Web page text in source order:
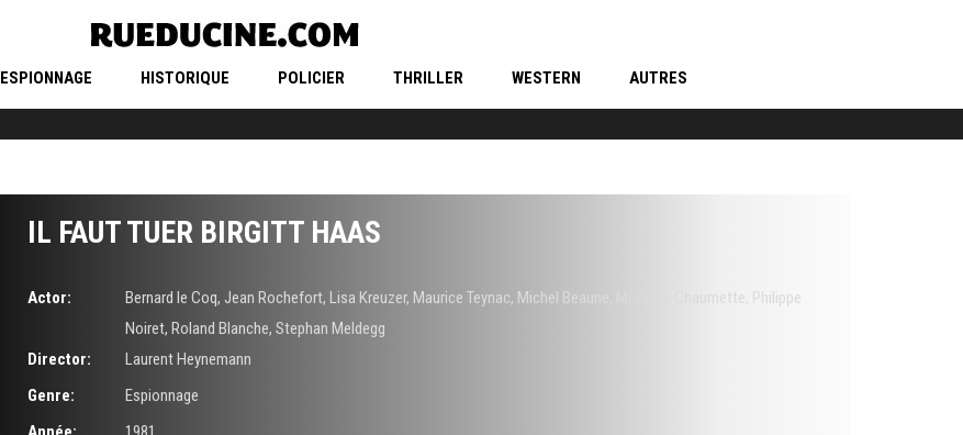
ESPIONNAGE HISTORIQUE POLICIER THRILLER WESTERN AUTRES
IL FAUT TUER BIRGITT HAAS
Actor: Bernard le Coq, Jean Rochefort, Lisa Kreuzer, Maurice Teynac, Michel Beaune
Philippe
Noiret, Roland Blanche, Stephan Meldegg
Director:
Laurent Heynemann
Genre:
Espionnage